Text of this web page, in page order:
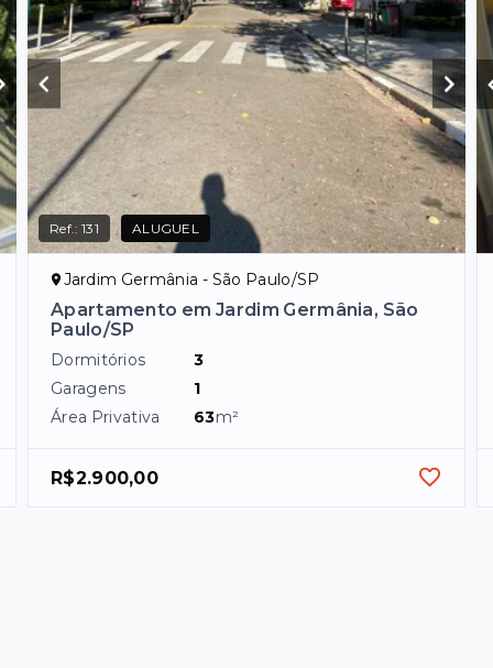
Ref.:131 ALUGUEL
Jardim Germânia - São Paulo/SP
Apartamento em Jardim Germânia, São
Paulo/SP
Dormitórios
3
Garagens
1
Área Privativa
63m²
R$2.900,00